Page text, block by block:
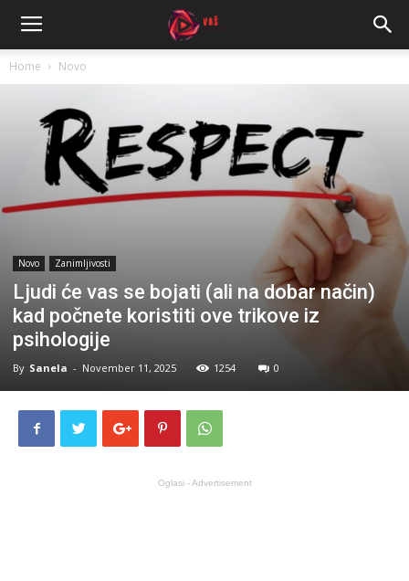
Home Novo
Novo Zanimljivosti
Ljudi će vas se bojati (ali na dobar način)
kad počnete koristiti ove trikove iz
psihologije
By Sanela - November 11, 2025 1254 0
Oglasi - Advertisement